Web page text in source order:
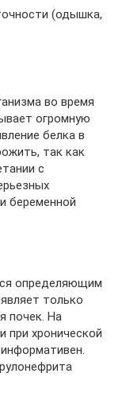
(одышка,
во время
огромную
белка в
так как
с
беременной
определяющим
только
почек. На
при хронической